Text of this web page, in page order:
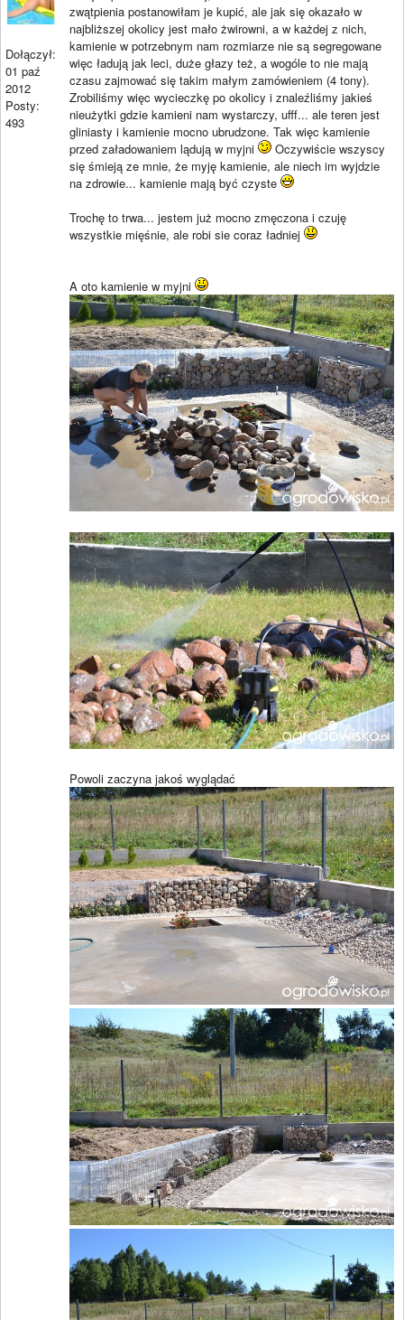
Dołączył:
01 paź
2012
Posty:
493
zwątpienia postanowiłam je kupić, ale jak się okazało w
najbliższej okolicy jest mało żwirowni, a w każdej z nich,
kamienie w potrzebnym nam rozmiarze nie są segregowane
więc ładują jak leci, duże głazy też, a wogóle to nie mają
czasu zajmować się takim małym zamówieniem (4 tony).
Zrobiliśmy więc wycieczkę po okolicy i znaleźliśmy jakieś
nieużytki gdzie kamieni nam wystarczy, ufff... ale teren jest
gliniasty i kamienie mocno ubrudzone. Tak więc kamienie
przed załadowaniem lądują w myjni
Oczywiście wszyscy
się śmieją ze mnie, że myję kamienie, ale niech im wyjdzie
na zdrowie... kamienie mają być czyste
Trochę to trwa... jestem już mocno zmęczona i czuję
wszystkie mięśnie, ale robi sie coraz ładniej
A oto kamienie w myjni
Powoli zaczyna jakoś wyglądać